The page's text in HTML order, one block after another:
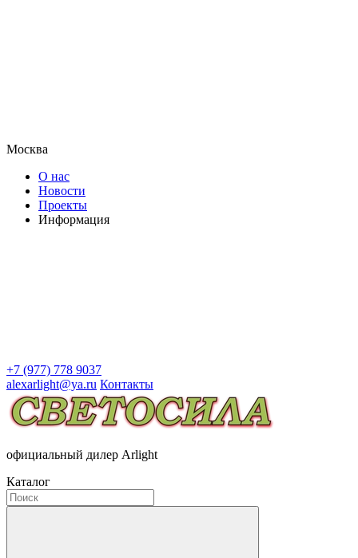
Москва
О нас
Новости
Проекты
Информация
+7 (977) 778 9037
alexarlight@ya.ru Контакты
официальный дилер Arlight
Каталог